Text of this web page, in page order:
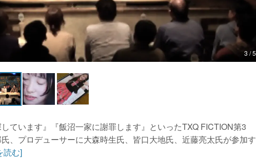
3 / 5
しています』『飯沼一家に謝罪します』といったTXQ FICTION第3
、プロデューサーに大森時生氏、皆口大地氏、近藤亮太氏が参加す
読む]